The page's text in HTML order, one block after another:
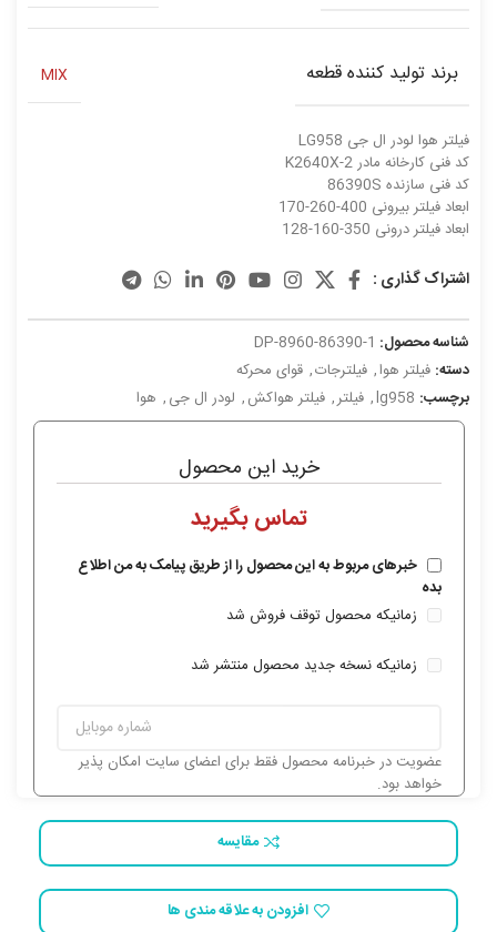
برند تولید کننده قطعه MIX
فیلتر هوا لودر ال جی LG958
کد فنی کارخانه مادر K2640X-2
کد فنی سازنده 86390S
ابعاد فیلتر بیرونی 400-260-170
ابعاد فیلتر درونی 350-160-128
اشتراک گذاری :
شناسه محصول: DP-8960-86390-1
دسته: فیلتر هوا, فیلترجات, قوای محرکه
برچسب: lg958
, فیلتر, فیلتر هواکش, لودر ال جی, هوا
خرید این محصول
خبرهای مربوط به این محصول را از طریق پیامک به من اطلاع
بده
زمانیکه محصول توقف فروش شد
زمانیکه نسخه جدید محصول منتشر شد
عضویت در خبرنامه محصول فقط برای اعضای سایت امکان پذیر
خواهد بود.
مقایسه
افزودن به علاقه مندی ها